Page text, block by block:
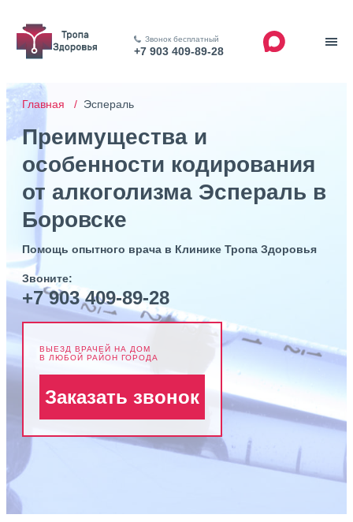
Звонок бесплатный
+7 903 409-89-28
Главная / Эспераль
Преимущества и
особенности кодирования
от алкоголизма Эспераль в
Боровске
Помощь опытного врача в Клинике Тропа Здоровья
Звоните:
+7 903 409-89-28
ВЫЕЗД ВРАЧЕЙ НА ДОМ
В ЛЮБОЙ РАЙОН ГОРОДА
Заказать звонок